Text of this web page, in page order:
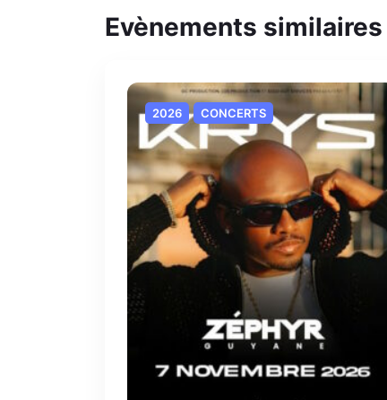
Evènements similaires
2026 CONCERTS